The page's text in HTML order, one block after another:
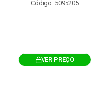
Código: 5095205
VER PREÇO